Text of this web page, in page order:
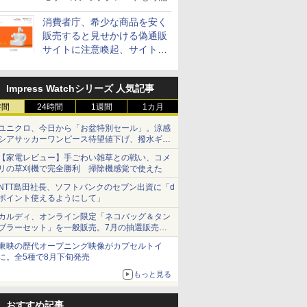
消費者庁、希少な商品を安く
販売すると見せかける偽通販
サイトに注意喚起、サイト名
Impress Watchシリーズ 人気記事
24時間 1週間 1カ月
ニクロ、今日から「お盆特別セール」。涼感
アサッカーワンピース待望値下げ、撥水ギア
ョーツは1990円に
家電レビュー】手ごわい雑草との戦い、コメ
の草刈機で完全勝利 掃除機感覚で使えた
島田社長、ソフトバンクのセブン出資に「d
イント使えるようにして」
ルディ、オンライン限定「ネコバッグ＆タン
ラーセット」を一般販売。7月の抽選販売の
選無効分
映の歴代オープニング映像がカプセルトイ
。全5種で8月下旬発売
もっと見る